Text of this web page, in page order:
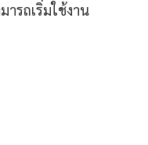
รถเริ่มใช้งาน